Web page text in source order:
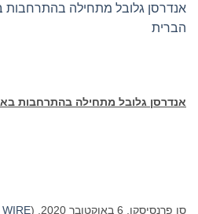
אנדרסן גלובל מתחילה בהתרחבות
הברית
אנדרסן גלובל מתחילה בהתרחבות
סן פרנסיסקו, 6 באוקטובר 2020, ( WIRE